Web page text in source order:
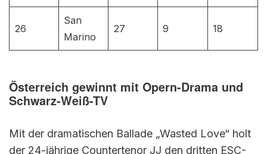
26
San
Marino
27 9 18
Österreich gewinnt mit Opern-Drama und
Schwarz-Weiß-TV
Mit der dramatischen Ballade „Wasted Love“ holt
der 24-jährige Countertenor JJ den dritten ESC-